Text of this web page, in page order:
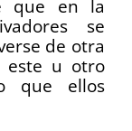
que en la
se
de otra
este u otro
que ellos